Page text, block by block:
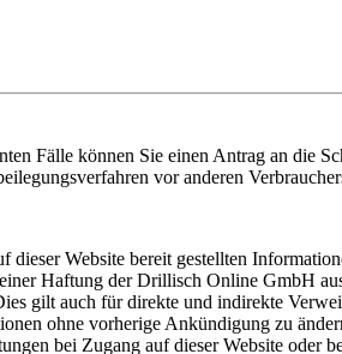
Fälle können Sie einen Antrag an die
vor anderen
Website bereit gestellten
Haftung der Drillisch Online GmbH
gilt auch für direkte und indirekte
ohne vorherige Ankündigung zu
bei Zugang auf dieser Website